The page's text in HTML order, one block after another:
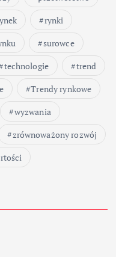
rynki
surowce
technologie
trend
Trendy rynkowe
wyzwania
zrównoważony rozwój